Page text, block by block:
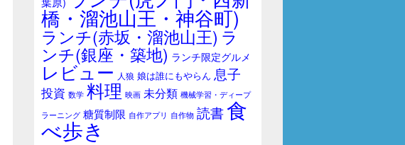
橋・溜池山王・神谷町)
ランチ(赤坂・溜池山王) ラ
ンチ(銀座・築地) ランチ限定グルメ
レビュー 人狼 娘は誰にもやらん 息子
投資 数学 料理 映画 未分類 機械学習・ディープ
ラーニング 糖質制限 自作アプリ 自作物 読書食
べ歩き